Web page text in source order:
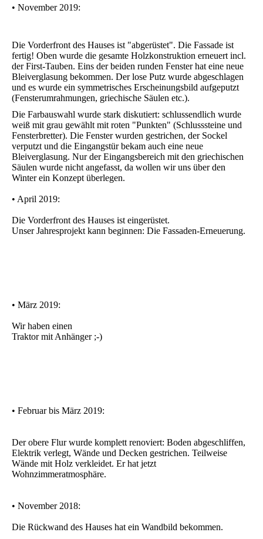
• November 2019:
Die Vorderfront des Hauses ist "abgerüstet". Die Fassade ist
fertig! Oben wurde die gesamte Holzkonstruktion erneuert incl.
der First-Tauben. Eins der beiden runden Fenster hat eine neue
Bleiverglasung bekommen. Der lose Putz wurde abgeschlagen
und es wurde ein symmetrisches Erscheinungsbild aufgeputzt
(Fensterumrahmungen, griechische Säulen etc.).
Die Farbauswahl wurde stark diskutiert: schlussendlich wurde
weiß mit grau gewählt mit roten "Punkten" (Schlusssteine und
Fensterbretter). Die Fenster wurden gestrichen, der Sockel
verputzt und die Eingangstür bekam auch eine neue
Bleiverglasung. Nur der Eingangsbereich mit den griechischen
Säulen wurde nicht angefasst, da wollen wir uns über den
Winter ein Konzept überlegen.
• April 2019:
Die Vorderfront des Hauses ist eingerüstet.
Unser Jahresprojekt kann beginnen: Die Fassaden-Erneuerung.
• März 2019:
Wir haben einen
Traktor mit Anhänger ;-)
• Februar bis März 2019:
Der obere Flur wurde komplett renoviert: Boden abgeschliffen,
Elektrik verlegt, Wände und Decken gestrichen. Teilweise
Wände mit Holz verkleidet. Er hat jetzt
Wohnzimmeratmosphäre.
• November 2018:
Die Rückwand des Hauses hat ein Wandbild bekommen.